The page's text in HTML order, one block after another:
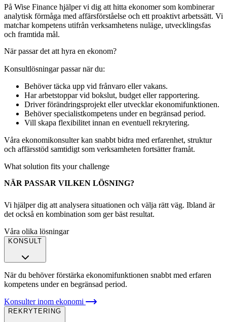
På Wise Finance hjälper vi dig att hitta ekonomer som kombinerar
analytisk förmåga med affärsförståelse och ett proaktivt arbetssätt. Vi
matchar kompetens utifrån verksamhetens nuläge, utvecklingsfas
och framtida mål.
När passar det att hyra en ekonom?
Konsultlösningar passar när du:
Behöver täcka upp vid frånvaro eller vakans.
Har arbetstoppar vid bokslut, budget eller rapportering.
Driver förändringsprojekt eller utvecklar ekonomifunktionen.
Behöver specialistkompetens under en begränsad period.
Vill skapa flexibilitet innan en eventuell rekrytering.
Våra ekonomikonsulter kan snabbt bidra med erfarenhet, struktur
och affärsstöd samtidigt som verksamheten fortsätter framåt.
What solution fits your challenge
NÄR PASSAR VILKEN LÖSNING?
Vi hjälper dig att analysera situationen och välja rätt väg. Ibland är
det också en kombination som ger bäst resultat.
Våra olika lösningar
KONSULT
När du behöver förstärka ekonomifunktionen snabbt med erfaren
kompetens under en begränsad period.
Konsulter inom ekonomi
REKRYTERING